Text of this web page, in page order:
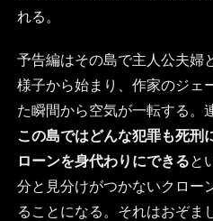
れる。
予告編はその島で主人公夫婦
様子から始まり、作家のジェ
た瞬間から空気が一転する。
この島ではどんな犯罪も死刑
ローンを身代わりにできると
分と見分けがつかないクロー
ることになる。それはおぞま